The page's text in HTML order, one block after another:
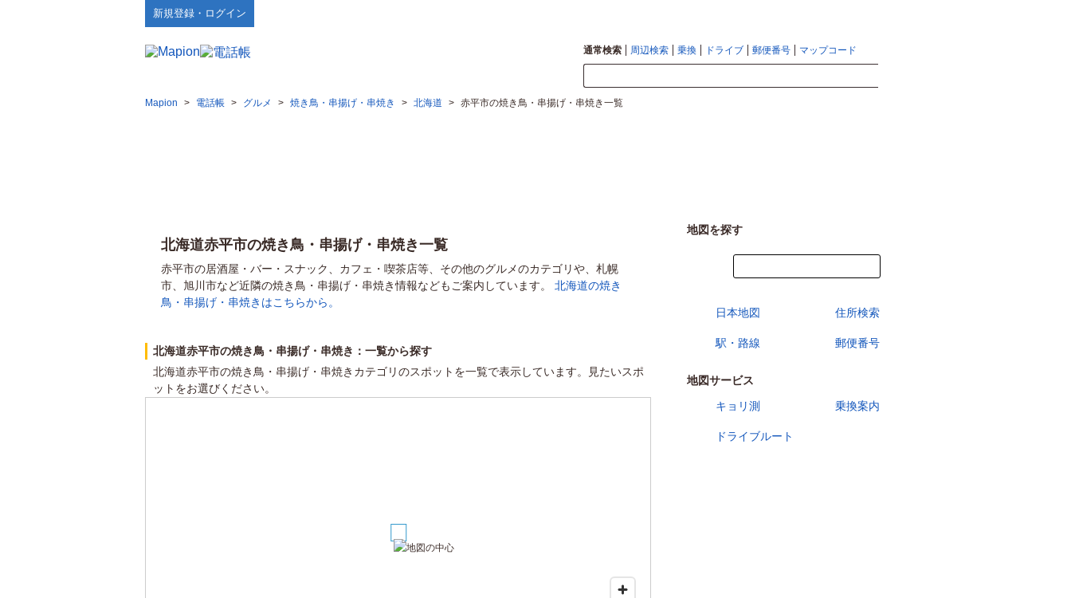
新規登録・ログイン
通常検索 周辺検索 乗換 ドライブ 郵便番号 マップコード
Mapion > 電話帳 > グルメ > 焼き鳥・串揚げ・串焼き > 北海道 > 赤平市の焼き鳥・串揚げ・串焼き一覧
北海道赤平市の焼き鳥・串揚げ・串焼き一覧
赤平市の居酒屋・バー・スナック、カフェ・喫茶店等、その他のグルメのカテゴリや、札幌
市、旭川市など近隣の焼き鳥・串揚げ・串焼き情報などもご案内しています。 北海道の焼き
鳥・串揚げ・串焼きはこちらから。
北海道赤平市の焼き鳥・串揚げ・串焼き：一覧から探す
北海道赤平市の焼き鳥・串揚げ・串焼きカテゴリのスポットを一覧で表示しています。見たいスポ
ットをお選びください。
地図を探す
日本地図 住所検索
駅・路線 郵便番号
地図サービス
キョリ測
乗換案内
ドライブルート